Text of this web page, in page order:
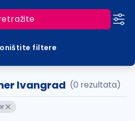
filtere
Ivangrad (0 rezultata)